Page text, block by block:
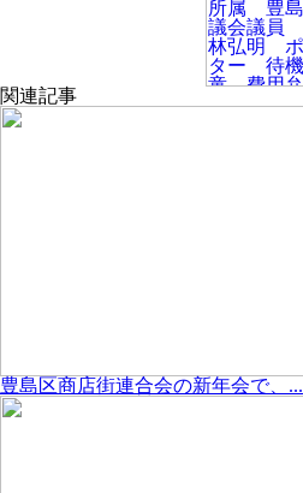
関連記事
豊島区商店街連合会の新年会で、...